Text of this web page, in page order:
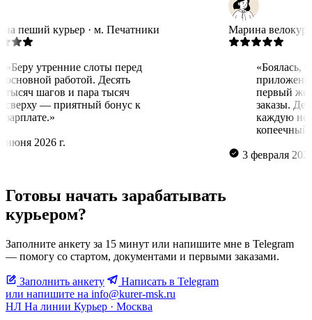
Татьяна пеший курьер · м. Печатники
«Беру утренние слоты перед
основной работой. Десять
тысяч шагов и пара тысяч
сверху — приятный бонус к
зарплате.»
16 июня 2026 г.
Марина
3
Готовы начать зарабатывать
курьером?
Заполните анкету за 15 минут или напишите мне в Telegram
— помогу со стартом, документами и первыми заказами.
Заполнить анкету
Написать в Telegram
или напишите на info@kurer-msk.ru
НЛ На линии Курьер · Москва